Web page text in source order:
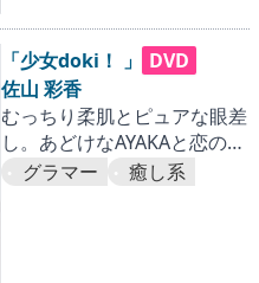
「少女doki！ 」
DVD
佐山 彩香
むっちり柔肌とピュアな眼差
し。あどけなAYAKAと恋の予
感！？
グラマー 癒し系